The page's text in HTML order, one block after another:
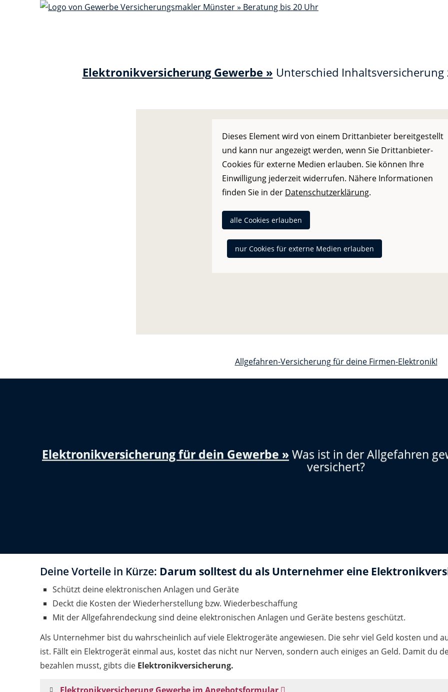
Elektronikversicherung Gewerbe » Unterschied
Dieses Element wird von einem Drittanbieter bereitgestellt
und kann nur angezeigt werden, wenn Sie Drittanbieter-
Cookies für externe Medien erlauben. Sie können Ihre
Einwilligung jederzeit widerrufen. Nähere Informationen
finden Sie in der Datenschutzerklärung.
alle Cookies erlauben
nur Cookies für externe Medien erlauben
Allgefahren-Versicherung für deine Firmen-Elektronik!
Elektronikversicherung für dein Gewerbe »Was ist in der Allgefahren
versichert?
Deine Vorteile in Kürze: Darum solltest du als Unternehmer eine
Schützt deine elektronischen Anlagen und Geräte
Deckt die Kosten der Wiederherstellung bzw. Wiederbeschaffung
Mit der Allgefahrendeckung sind deine elektronischen Anlagen und Geräte bestens geschützt.
Als Unternehmer bist du wahrscheinlich auf viele Elektrogeräte angewiesen. Die sehr viel Geld kosten und
ist. Fällt ein Elektrogerät einmal aus, kostet das nicht nur Nerven, sondern auch einiges an Geld. Damit du
bezahlen musst, gibts die Elektronikversicherung.